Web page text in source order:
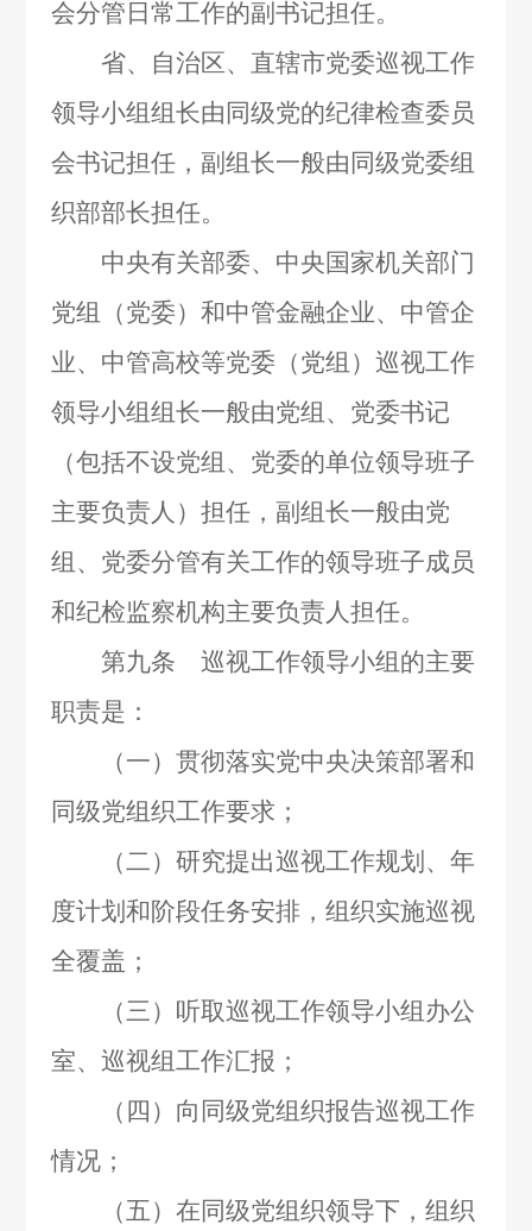
会分管日常工作的副书记担任。
省、自治区、直辖市党委巡视工作
领导小组组长由同级党的纪律检查委员
会书记担任，副组长一般由同级党委组
织部部长担任。
中央有关部委、中央国家机关部门
党组（党委）和中管金融企业、中管企
业、中管高校等党委（党组）巡视工作
领导小组组长一般由党组、党委书记
（包括不设党组、党委的单位领导班子
主要负责人）担任，副组长一般由党
组、党委分管有关工作的领导班子成员
和纪检监察机构主要负责人担任。
第九条 巡视工作领导小组的主要
职责是：
（一）贯彻落实党中央决策部署和
同级党组织工作要求；
（二）研究提出巡视工作规划、年
度计划和阶段任务安排，组织实施巡视
全覆盖；
（三）听取巡视工作领导小组办公
室、巡视组工作汇报；
（四）向同级党组织报告巡视工作
情况；
（五）在同级党组织领导下，组织